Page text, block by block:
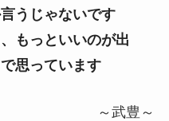
うじゃないです
もっといいのが出
思っています
～武豊～